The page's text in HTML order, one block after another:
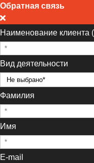
Обратная связь
Наименование клиента
Вид деятельности
Фамилия
Имя
E-mail